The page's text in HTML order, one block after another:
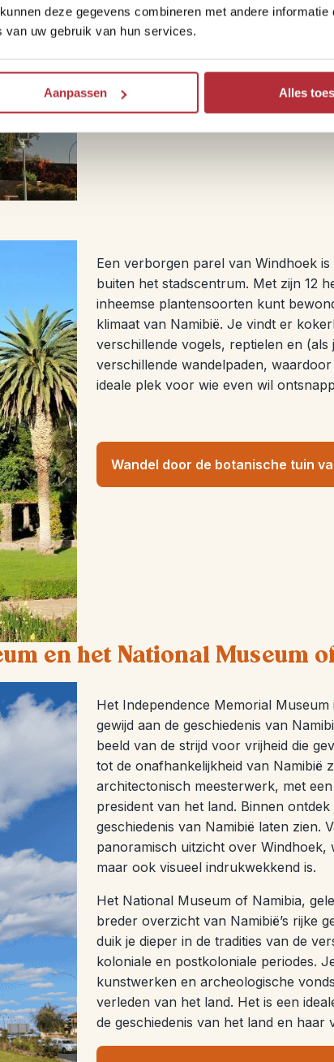
deze gegevens combineren met andere informatie
uw gebruik van hun services.
Aanpassen Alles
Een verborgen parel van Windhoek
buiten het stadscentrum. Met zijn 12
inheemse plantensoorten kunt
klimaat van Namibië. Je vindt er
verschillende vogels, reptielen en
verschillende wandelpaden,
ideale plek voor wie even wil
Wandel door de botanische tuin
en het National Museum
Het Independence Memorial
gewijd aan de geschiedenis van
beeld van de strijd voor vrijheid die
tot de onafhankelijkheid van Namibië
architectonisch meesterwerk, met
president van het land. Binnen
geschiedenis van Namibië laten zien.
panoramisch uitzicht over
maar ook visueel indrukwekkend is.
Het National Museum of Namibia,
breder overzicht van Namibië’s rijke
duik je dieper in de tradities van de
koloniale en postkoloniale periodes.
kunstwerken en archeologische
verleden van het land. Het is een
de geschiedenis van het land en haar